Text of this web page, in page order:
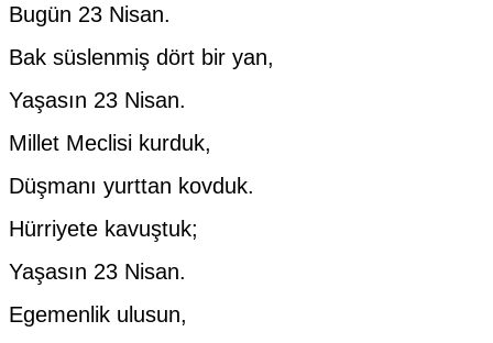
Bugün 23 Nisan.
Bak süslenmiş dört bir yan,
Yaşasın 23 Nisan.
Millet Meclisi kurduk,
Düşmanı yurttan kovduk.
Hürriyete kavuştuk;
Yaşasın 23 Nisan.
Egemenlik ulusun,